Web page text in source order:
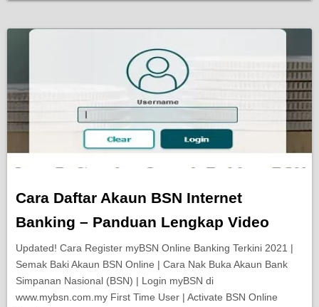
Cara Daftar Akaun BSN Internet
Banking – Panduan Lengkap Video
Updated! Cara Register myBSN Online Banking Terkini 2021 |
Semak Baki Akaun BSN Online | Cara Nak Buka Akaun Bank
Simpanan Nasional (BSN) | Login myBSN di
www.mybsn.com.my First Time User | Activate BSN Online